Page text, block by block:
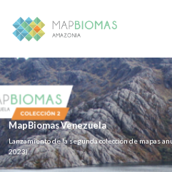
MapBiomas Venezuela
Lanzamiento de la segunda colección de mapas
2023)